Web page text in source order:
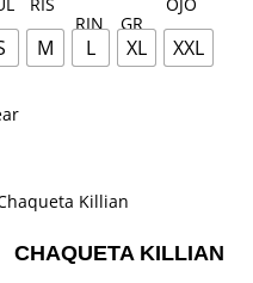
M L XL XXL
CHAQUETA KILLIAN